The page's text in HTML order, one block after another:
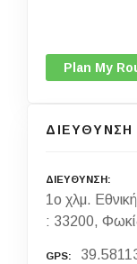
Plan My
ΔΙΕΥΘΥΝΣΗ
1ο χλμ.
: 33200,
GPS